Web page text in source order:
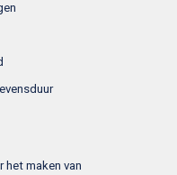
het maken van